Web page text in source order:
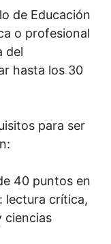
de Educación
o profesional
del
hasta los 30
para ser
40 puntos en
lectura crítica,
ciencias